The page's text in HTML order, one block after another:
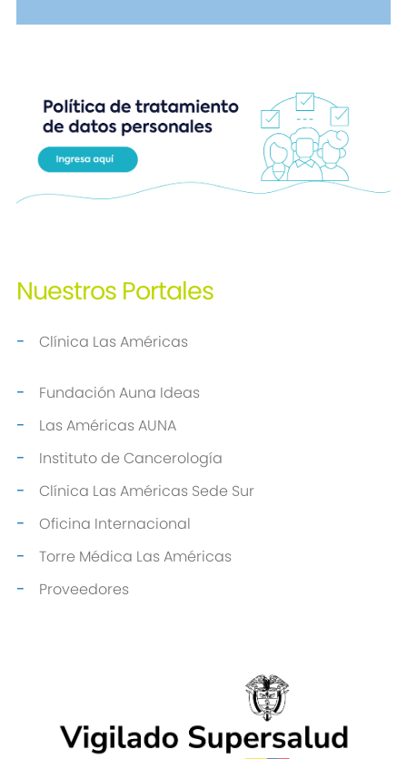
Nuestros Portales
Clínica Las Américas
Fundación Auna Ideas
Las Américas AUNA
Instituto de Cancerología
Clínica Las Américas Sede Sur
Oficina Internacional
Torre Médica Las Américas
Proveedores